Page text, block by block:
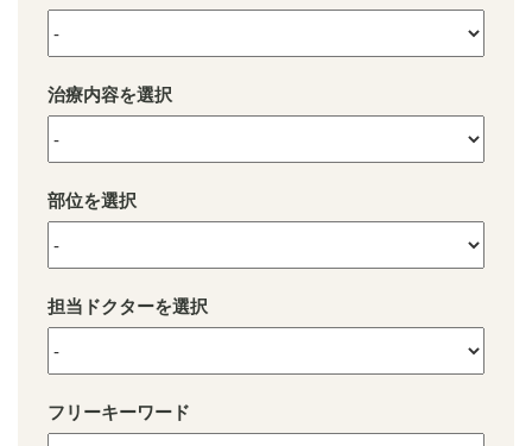
治療内容を選択
部位を選択
担当ドクターを選択
フリーキーワード